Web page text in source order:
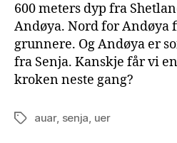
600 meters dyp fra
Andøya. Nord for Andøya
grunnere. Og Andøya er
fra Senja. Kanskje får vi en
kroken neste gang?
Stikkord
auar, senja, uer